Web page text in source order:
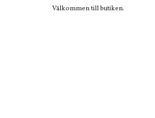
Välkommen till butiken.